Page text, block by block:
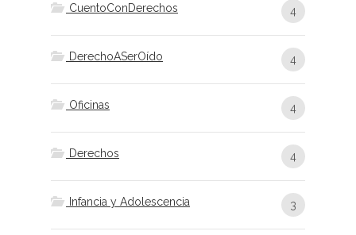
CuentoConDerechos 4
DerechoASerOído 4
Oficinas 4
Derechos 4
Infancia y Adolescencia 3